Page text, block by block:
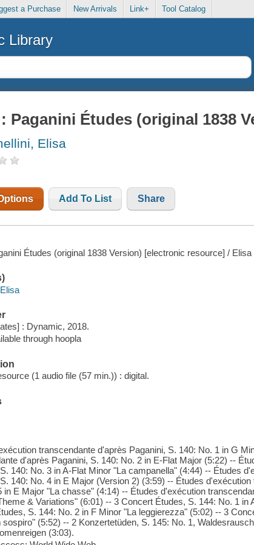
a Purchase New Arrivals Link+ Tool Catalog
Library
Paganini Études (original 1838
Elisa
Add To List Share
Études (original 1838 Version) [electronic resource] / Elisa
: Dynamic, 2018.
through hoopla
(1 audio file (57 min.)) : digital.
transcendante d'après Paganini, S. 140: No. 1 in G
d'après Paganini, S. 140: No. 2 in E-Flat Major (5:22) --
140: No. 3 in A-Flat Minor "La campanella" (4:44) -- Études
140: No. 4 in E Major (Version 2) (3:59) -- Études
in E Major "La chasse" (4:14) -- Études d'exécution
& Variations" (6:01) -- 3 Concert Études, S. 144: No. 1 in
S. 144: No. 2 in F Minor "La leggierezza" (5:02) -- 3
sospiro" (5:52) -- 2 Konzertetüden, S. 145: No. 1,
(3:03).